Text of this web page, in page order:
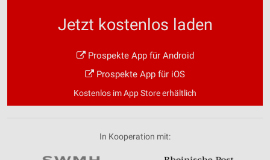
Jetzt kostenlos laden
Prospekte App für Android
Prospekte App für iOS
Kostenlos im App Store erhältlich
In Kooperation mit: